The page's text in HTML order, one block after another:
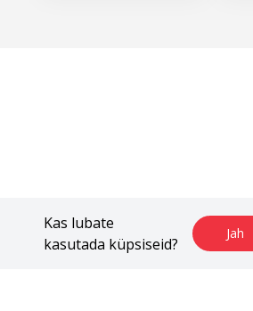
Kas lubate
kasutada küpsiseid?
Jah